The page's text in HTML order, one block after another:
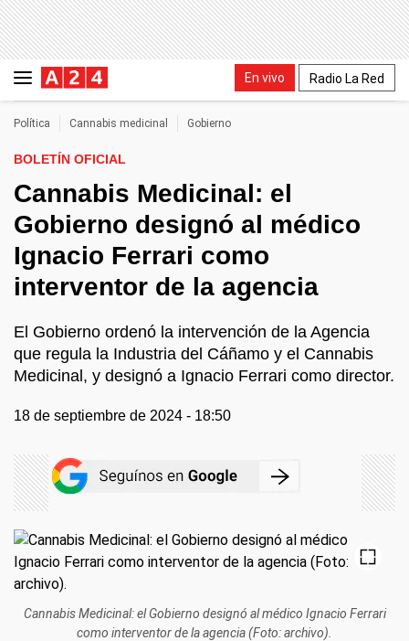
En vivo Radio La Red
Política Cannabis medicinal Gobierno
BOLETÍN OFICIAL
Cannabis Medicinal: el
Gobierno designó al médico
Ignacio Ferrari como
interventor de la agencia
El Gobierno ordenó la intervención de la Agencia
que regula la Industria del Cáñamo y el Cannabis
Medicinal, y designó a Ignacio Ferrari como director.
18 de septiembre de 2024 - 18:50
Cannabis Medicinal: el Gobierno designó al médico Ignacio Ferrari
como interventor de la agencia (Foto: archivo).